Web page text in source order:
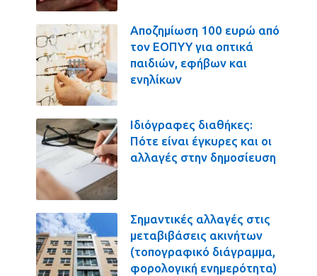
Αποζημίωση 100 ευρώ από
τον ΕΟΠΥΥ για οπτικά
παιδιών, εφήβων και
ενηλίκων
Ιδιόγραφες διαθήκες:
Πότε είναι έγκυρες και οι
αλλαγές στην δημοσίευση
Σημαντικές αλλαγές στις
μεταβιβάσεις ακινήτων
(τοπογραφικό διάγραμμα,
φορολογική ενημερότητα)